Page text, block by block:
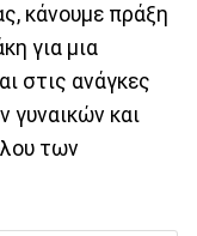
κάνουμε πράξη
για μια
στις ανάγκες
γυναικών και
των